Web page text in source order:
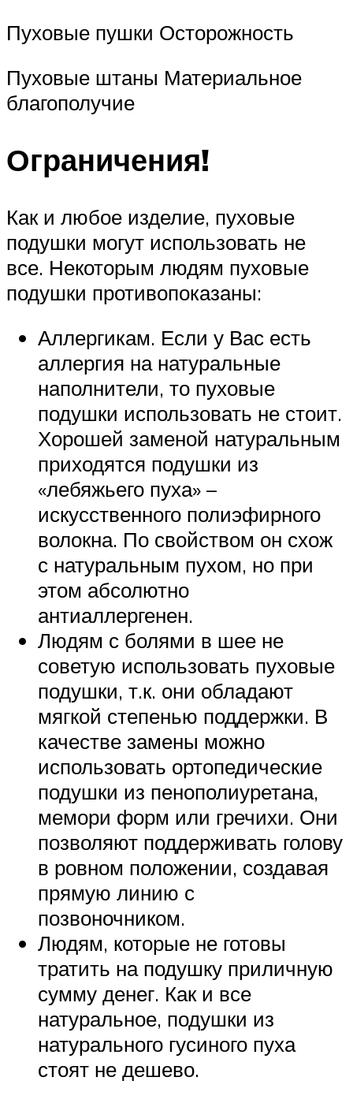
Пуховые пушки Осторожность
Пуховые штаны Материальное
благополучие
Ограничения!
Как и любое изделие, пуховые
подушки могут использовать не
все. Некоторым людям пуховые
подушки противопоказаны:
Аллергикам. Если у Вас есть
аллергия на натуральные
наполнители, то пуховые
подушки использовать не стоит.
Хорошей заменой натуральным
приходятся подушки из
«лебяжьего пуха» –
искусственного полиэфирного
волокна. По свойством он схож
с натуральным пухом, но при
этом абсолютно
антиаллергенен.
Людям с болями в шее не
советую использовать пуховые
подушки, т.к. они обладают
мягкой степенью поддержки. В
качестве замены можно
использовать ортопедические
подушки из пенополиуретана,
мемори форм или гречихи. Они
позволяют поддерживать голову
в ровном положении, создавая
прямую линию с
позвоночником.
Людям, которые не готовы
тратить на подушку приличную
сумму денег. Как и все
натуральное, подушки из
натурального гусиного пуха
стоят не дешево.